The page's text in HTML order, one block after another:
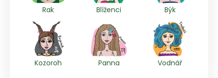
Rak Blíženci Býk
Kozoroh Panna Vodnář